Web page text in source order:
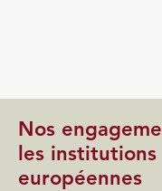
Nos
les institutions
européennes